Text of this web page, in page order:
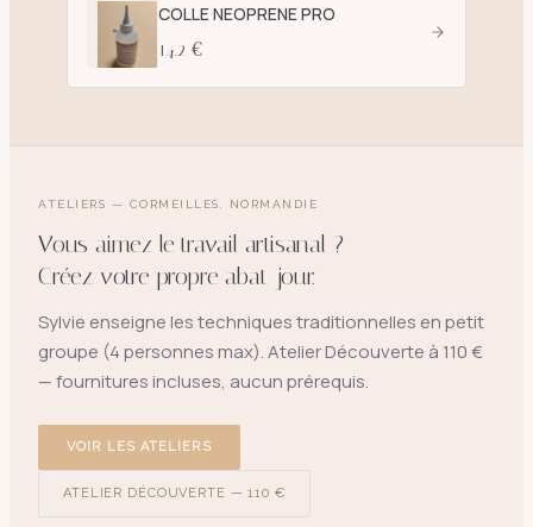
COLLE NEOPRENE PRO
14.2 €
ATELIERS — CORMEILLES, NORMANDIE
Vous aimez le travail artisanal ?
Créez votre propre abat-jour.
Sylvie enseigne les techniques traditionnelles en petit
groupe (4 personnes max). Atelier Découverte à 110 €
— fournitures incluses, aucun prérequis.
VOIR LES ATELIERS
ATELIER DÉCOUVERTE — 110 €